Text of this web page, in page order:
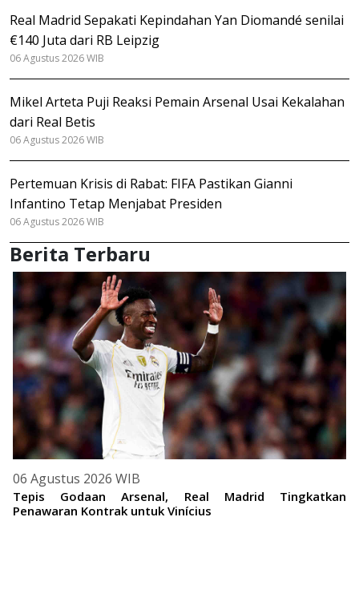
Real Madrid Sepakati Kepindahan Yan Diomandé senilai
€140 Juta dari RB Leipzig
06 Agustus 2026 WIB
Mikel Arteta Puji Reaksi Pemain Arsenal Usai Kekalahan
dari Real Betis
06 Agustus 2026 WIB
Pertemuan Krisis di Rabat: FIFA Pastikan Gianni
Infantino Tetap Menjabat Presiden
06 Agustus 2026 WIB
Berita Terbaru
06 Agustus 2026 WIB
Tepis Godaan Arsenal, Real Madrid Tingkatkan
Penawaran Kontrak untuk Vinícius